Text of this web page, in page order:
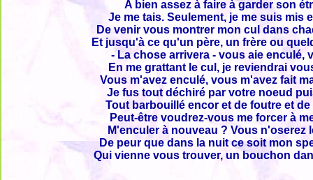
A bien assez à faire à garder son
Je me tais. Seulement, je me suis mis
De venir vous montrer mon cul dans
Et jusqu'à ce qu'un père, un frère ou
- La chose arrivera - vous aie enculé,
En me grattant le cul, je reviendrai
Vous m'avez enculé, vous m'avez fait
Je fus tout déchiré par votre noeud
Tout barbouillé encor et de foutre et de
Peut-être voudrez-vous me forcer à
M'enculer à nouveau ? Vous n'oserez
De peur que dans la nuit ce soit mon
Qui vienne vous trouver, un bouchon